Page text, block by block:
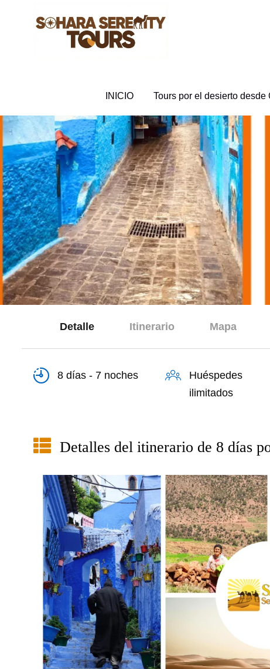
INICIO Tours por el desierto desde
Itinerario de 8 días
(639 Reviews)
Detalle Itinerario Mapa
8 días - 7 noches
Huéspedes
ilimitados
Detalles del itinerario de 8 días